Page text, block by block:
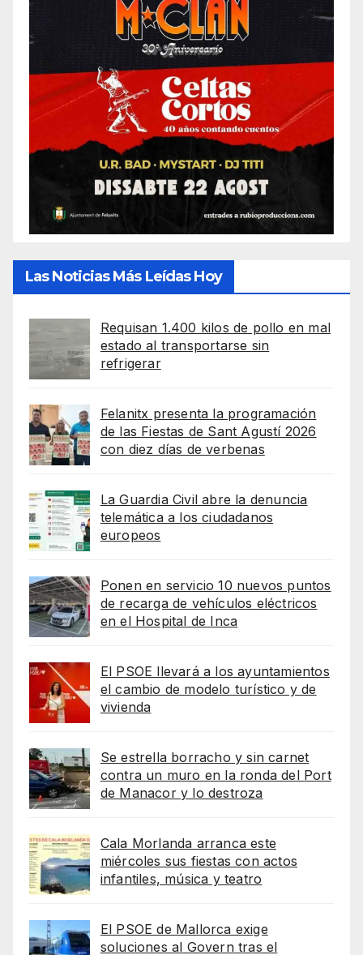
Las Noticias Más Leídas Hoy
Requisan 1.400 kilos de pollo en mal
estado al transportarse sin
refrigerar
Felanitx presenta la programación
de las Fiestas de Sant Agustí 2026
con diez días de verbenas
La Guardia Civil abre la denuncia
telemática a los ciudadanos
europeos
Ponen en servicio 10 nuevos puntos
de recarga de vehículos eléctricos
en el Hospital de Inca
El PSOE llevará a los ayuntamientos
el cambio de modelo turístico y de
vivienda
Se estrella borracho y sin carnet
contra un muro en la ronda del Port
de Manacor y lo destroza
Cala Morlanda arranca este
miércoles sus fiestas con actos
infantiles, música y teatro
El PSOE de Mallorca exige
soluciones al Govern tras el